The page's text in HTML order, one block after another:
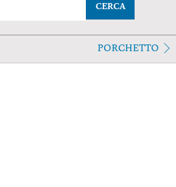
CERCA
PORCHETTO